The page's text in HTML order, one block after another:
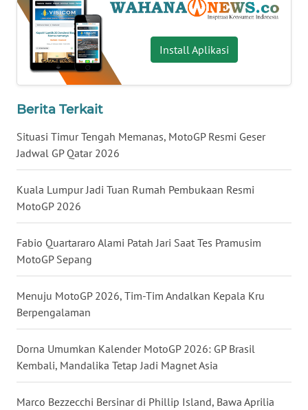
Install Aplikasi
Berita Terkait
Situasi Timur Tengah Memanas, MotoGP Resmi Geser
Jadwal GP Qatar 2026
Kuala Lumpur Jadi Tuan Rumah Pembukaan Resmi
MotoGP 2026
Fabio Quartararo Alami Patah Jari Saat Tes Pramusim
MotoGP Sepang
Menuju MotoGP 2026, Tim-Tim Andalkan Kepala Kru
Berpengalaman
Dorna Umumkan Kalender MotoGP 2026: GP Brasil
Kembali, Mandalika Tetap Jadi Magnet Asia
Marco Bezzecchi Bersinar di Phillip Island, Bawa Aprilia
WN
SERAMBI
WN
JAMBI
SULTRA
NTB
WN
SULTENG
WN
SULBAR
WN
BABEL
WN